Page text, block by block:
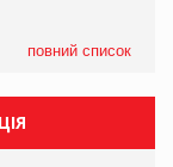
повний список